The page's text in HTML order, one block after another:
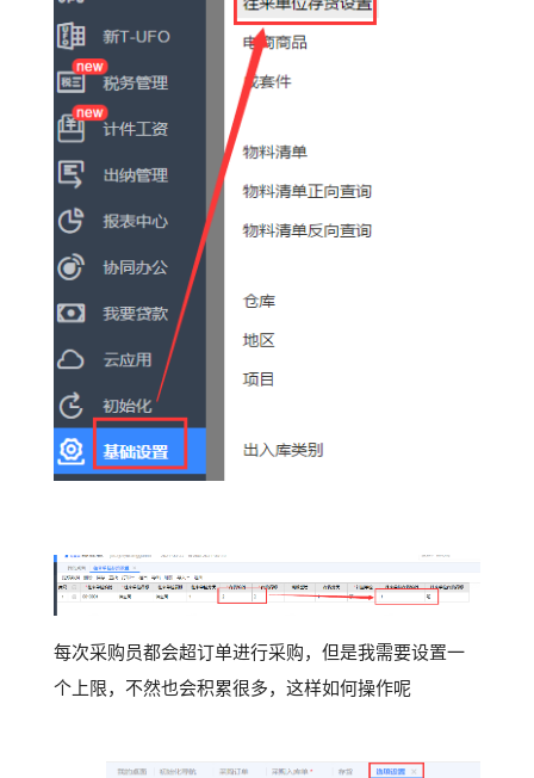
每次采购员都会超订单进行采购，但是我需要设置一
个上限，不然也会积累很多，这样如何操作呢